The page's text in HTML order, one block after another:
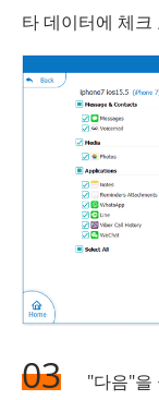
타 데이터에 체크
03 "다음"을